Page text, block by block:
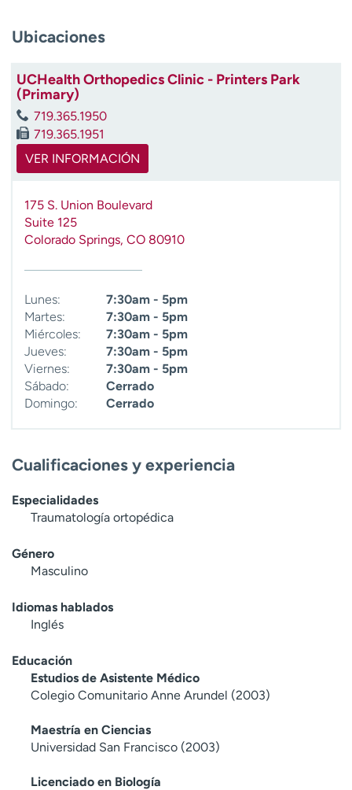
Ubicaciones
UCHealth Orthopedics Clinic - Printers Park
(Primary)
719.365.1950
719.365.1951
VER INFORMACIÓN
175 S. Union Boulevard
Suite 125
Colorado Springs, CO 80910
Lunes:
7:30am - 5pm
Martes:
7:30am - 5pm
Miércoles:
7:30am - 5pm
Jueves:
7:30am - 5pm
Viernes:
7:30am - 5pm
Sábado:
Cerrado
Domingo:
Cerrado
Cualificaciones y experiencia
Especialidades
Traumatología ortopédica
Género
Masculino
Idiomas hablados
Inglés
Educación
Estudios de Asistente Médico
Colegio Comunitario Anne Arundel (2003)
Maestría en Ciencias
Universidad San Francisco (2003)
Licenciado en Biología